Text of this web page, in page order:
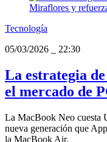
Tecnología
05/03/2026
22:30
La estrategia
el mercado de
La MacBook Neo cuesta
nueva generación que
la MacBook Air.